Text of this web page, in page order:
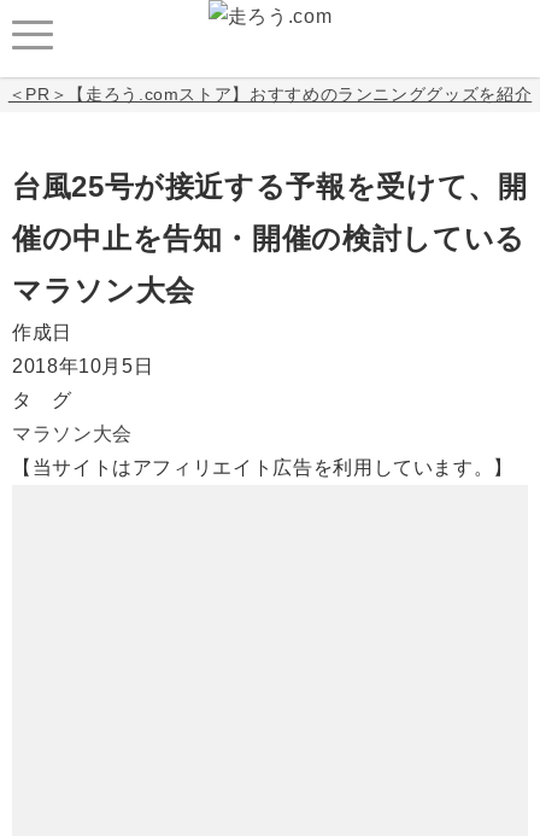
＜PR＞【走ろう.comストア】おすすめのランニンググッズを紹介
台風25号が接近する予報を受けて、開
催の中止を告知・開催の検討している
マラソン大会
作成日
2018年10月5日
タ グ
マラソン大会
【当サイトはアフィリエイト広告を利用しています。】